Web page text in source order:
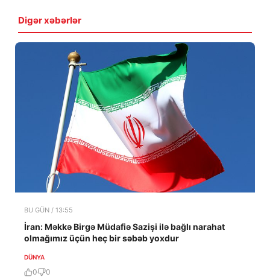
Digər xəbərlər
BU GÜN / 13:55
İran: Məkkə Birgə Müdafiə Sazişi ilə bağlı narahat
olmağımız üçün heç bir səbəb yoxdur
DÜNYA
0 0